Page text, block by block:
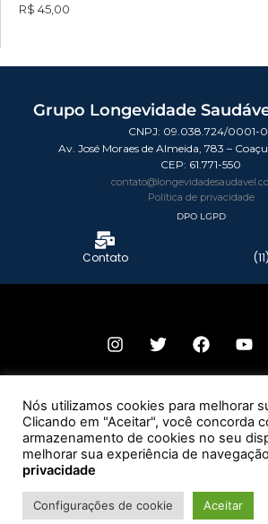
R$ 45,00
Grupo Longevidade
CNPJ: 09.038.724/0001-
Av. José Moraes de Almeida, 783 –
CEP: 61.771-550
Política de privacidade
DPO LGPD
Contato
Desenvolvido por:
Nós utilizamos cookies para melhorar
Clicando em "Aceitar", você concorda
armazenamento de cookies no seu
melhorar sua experiência de
privacidade
Configurações de cookie Aceitar